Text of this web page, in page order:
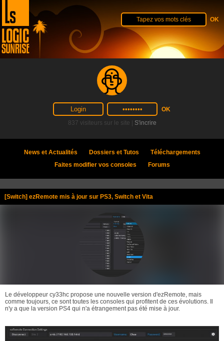
837 visiteurs sur le site | S'incrire
News et Actualités Dossiers et Tutos
Téléchargements
Faites modifier vos consoles
Forums
[Switch] ezRemote mis à jour sur PS3, Switch et Vita
Le développeur cy33hc propose une nouvelle version d'ezRemote, mais
comme toujours, ce sont toutes les consoles qui profitent de ces évolutions. Il
n'y a que la version PS4 qui n'a étrangement pas été mise à jour.